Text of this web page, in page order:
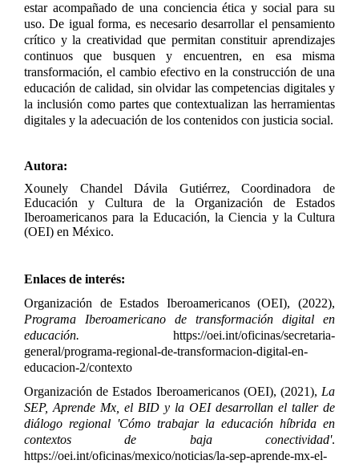
estar acompañado de una conciencia ética y social para su
uso. De igual forma, es necesario desarrollar el pensamiento
crítico y la creatividad que permitan constituir aprendizajes
continuos que busquen y encuentren, en esa misma
transformación, el cambio efectivo en la construcción de una
educación de calidad, sin olvidar las competencias digitales y
la inclusión como partes que contextualizan las herramientas
digitales y la adecuación de los contenidos con justicia social.
Autora:
Xounely Chandel Dávila Gutiérrez, Coordinadora de
Educación y Cultura de la Organización de Estados
Iberoamericanos para la Educación, la Ciencia y la Cultura
(OEI) en México.
Enlaces de interés:
Organización de Estados Iberoamericanos (OEI), (2022),
Programa Iberoamericano de transformación digital en
educación. https://oei.int/oficinas/secretaria-
general/programa-regional-de-transformacion-digital-en-
educacion-2/contexto
Organización de Estados Iberoamericanos (OEI), (2021), La
SEP, Aprende Mx, el BID y la OEI desarrollan el taller de
diálogo regional 'Cómo trabajar la educación híbrida en
contextos de baja conectividad'.
https://oei.int/oficinas/mexico/noticias/la-sep-aprende-mx-el-